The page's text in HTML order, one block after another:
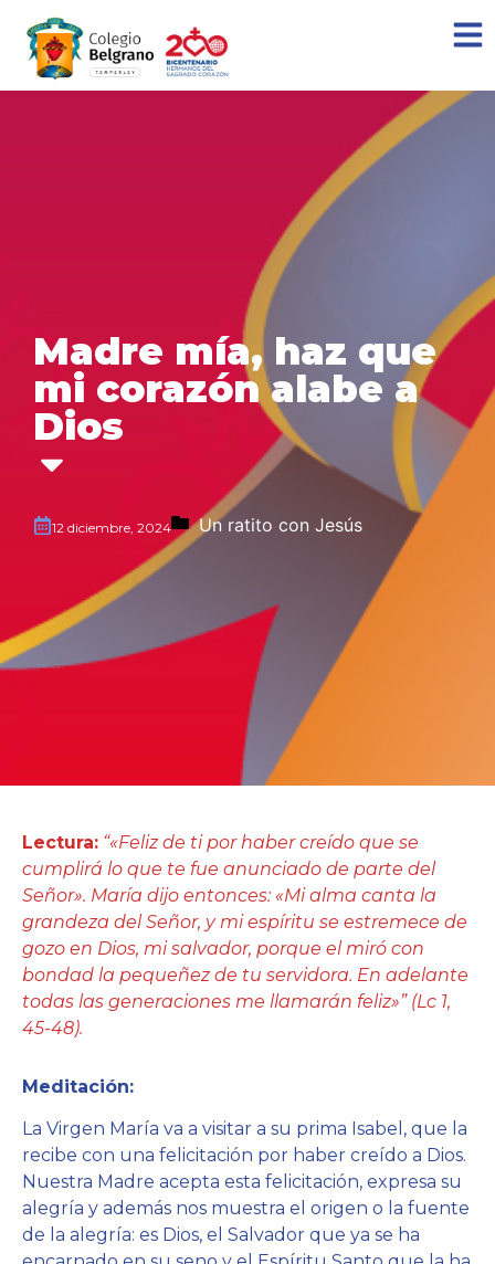
Madre mía, haz que
mi corazón alabe a
Dios
12 diciembre, 2024 Un ratito con Jesús
Lectura: “«Feliz de ti por haber creído que se
cumplirá lo que te fue anunciado de parte del
Señor». María dijo entonces: «Mi alma canta la
grandeza del Señor, y mi espíritu se estremece de
gozo en Dios, mi salvador, porque el miró con
bondad la pequeñez de tu servidora. En adelante
todas las generaciones me llamarán feliz»” (Lc 1,
45-48).
Meditación:
La Virgen María va a visitar a su prima Isabel, que la
recibe con una felicitación por haber creído a Dios.
Nuestra Madre acepta esta felicitación, expresa su
alegría y además nos muestra el origen o la fuente
de la alegría: es Dios, el Salvador que ya se ha